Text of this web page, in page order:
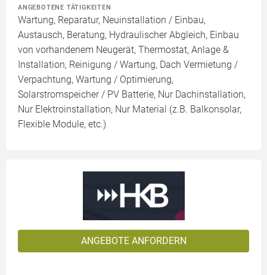
ANGEBOTENE TÄTIGKEITEN
Wartung, Reparatur, Neuinstallation / Einbau,
Austausch, Beratung, Hydraulischer Abgleich, Einbau
von vorhandenem Neugerät, Thermostat, Anlage &
Installation, Reinigung / Wartung, Dach Vermietung /
Verpachtung, Wartung / Optimierung,
Solarstromspeicher / PV Batterie, Nur Dachinstallation,
Nur Elektroinstallation, Nur Material (z.B. Balkonsolar,
Flexible Module, etc.)
ANGEBOTE ANFORDERN